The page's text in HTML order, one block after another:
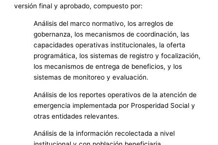
versión final y aprobado, compuesto por:
Análisis del marco normativo, los arreglos de
gobernanza, los mecanismos de coordinación, las
capacidades operativas institucionales, la oferta
programática, los sistemas de registro y focalización,
los mecanismos de entrega de beneficios, y los
sistemas de monitoreo y evaluación.
Análisis de los reportes operativos de la atención de
emergencia implementada por Prosperidad Social y
otras entidades relevantes.
Análisis de la información recolectada a nivel